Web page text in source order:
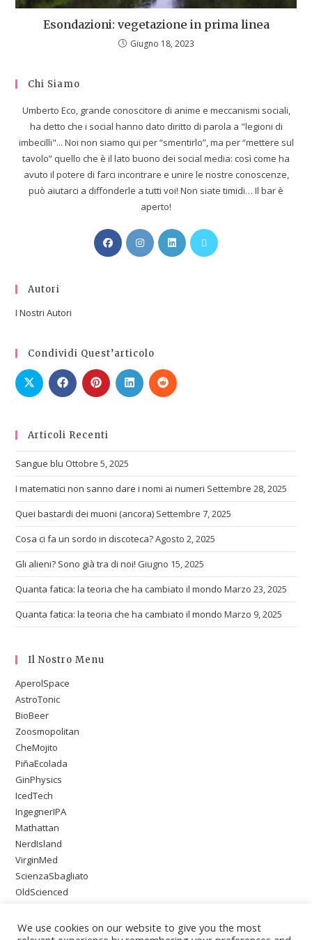
Esondazioni: vegetazione in prima linea
Giugno 18, 2023
Chi Siamo
Umberto Eco, grande conoscitore di anime e meccanismi sociali,
ha detto che i social hanno dato diritto di parola a "legioni di
imbecilli"... Noi non siamo qui per “smentirlo”, ma per “mettere sul
tavolo” quello che è il lato buono dei social media: così come ha
avuto il potere di farci incontrare e unire le nostre conoscenze,
può aiutarci a diffonderle a tutti voi! Non siate timidi… Il bar è
aperto!
Autori
I Nostri Autori
Condividi Quest’articolo
Articoli Recenti
Sangue blu Ottobre 5, 2025
I matematici non sanno dare i nomi ai numeri Settembre 28, 2025
Quei bastardi dei muoni (ancora) Settembre 7, 2025
Cosa ci fa un sordo in discoteca?Agosto 2, 2025
Gli alieni? Sono già tra di noi! Giugno 15, 2025
Quanta fatica: la teoria che ha cambiato il mondo Marzo 23, 2025
Quanta fatica: la teoria che ha cambiato il mondo Marzo 9, 2025
Il Nostro Menu
AperolSpace
AstroTonic
BioBeer
Zoosmopolitan
CheMojito
PiñaEcolada
GinPhysics
IcedTech
IngegnerIPA
Mathattan
NerdIsland
VirginMed
ScienzaSbagliato
OldScienced
PsychoOnTheBeach
We use cookies on our website to give you the most